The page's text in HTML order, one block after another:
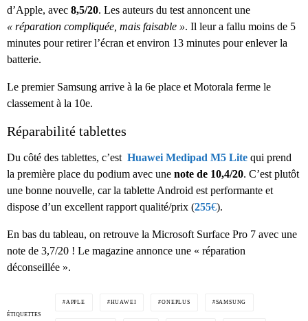
d’Apple, avec 8,5/20. Les auteurs du test annoncent une
« réparation compliquée, mais faisable ». Il leur a fallu moins de 5
minutes pour retirer l’écran et environ 13 minutes pour enlever la
batterie.
Le premier Samsung arrive à la 6e place et Motorala ferme le
classement à la 10e.
Réparabilité tablettes
Du côté des tablettes, c’est Huawei Medipad M5 Lite qui prend
la première place du podium avec une note de 10,4/20. C’est plutôt
une bonne nouvelle, car la tablette Android est performante et
dispose d’un excellent rapport qualité/prix (255€).
En bas du tableau, on retrouve la Microsoft Surface Pro 7 avec une
note de 3,7/20 ! Le magazine annonce une « réparation
déconseillée ».
ÉTIQUETTES
APPLE HUAWEI ONEPLUS SAMSUNG